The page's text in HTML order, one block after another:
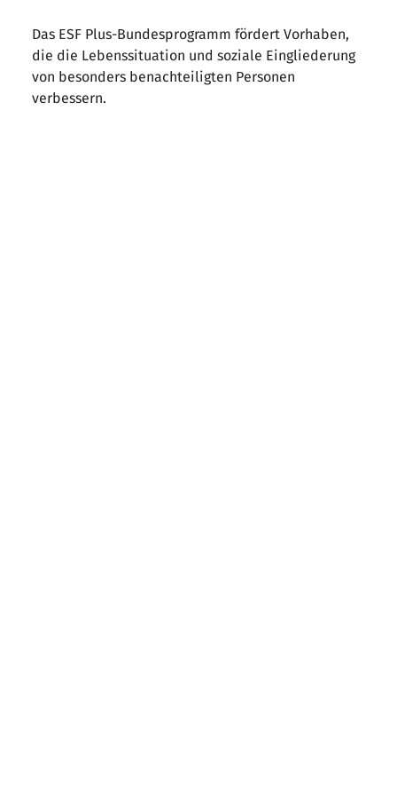
Das ESF Plus-Bundesprogramm fördert Vorhaben,
die die Lebenssituation und soziale Eingliederung
von besonders benachteiligten Personen
verbessern.